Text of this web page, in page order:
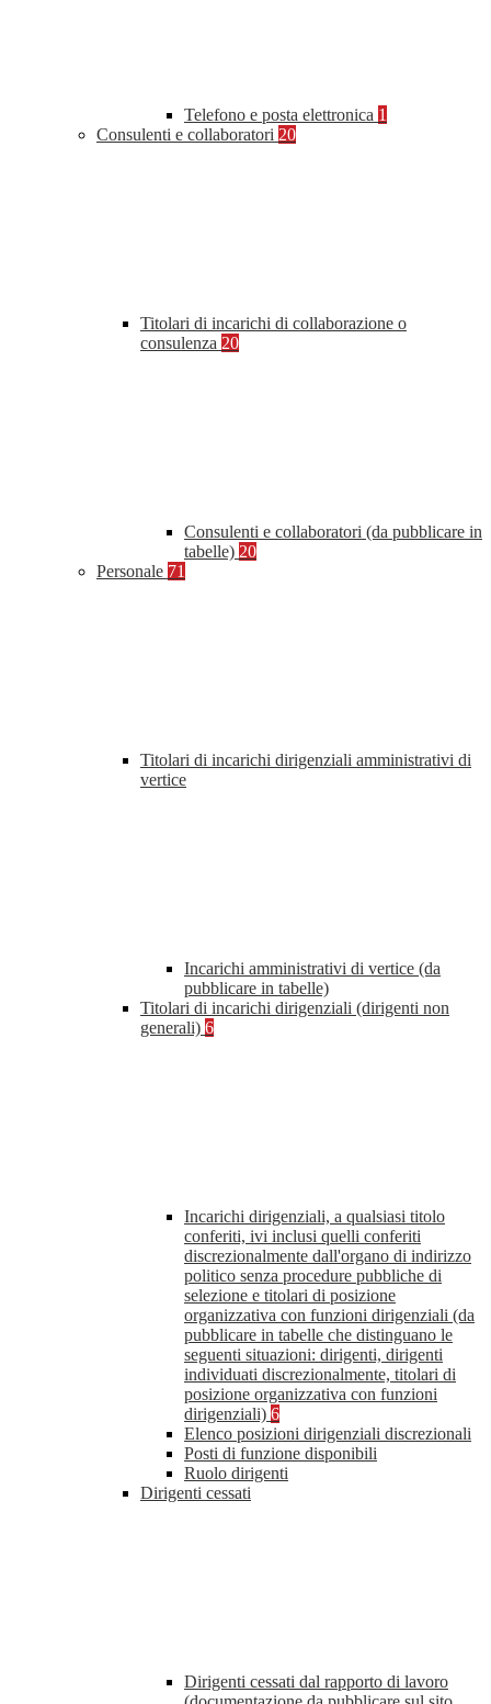
Telefono e posta elettronica 1
Consulenti e collaboratori 20
Titolari di incarichi di collaborazione o
consulenza 20
Consulenti e collaboratori (da pubblicare in
tabelle) 20
Personale 71
Titolari di incarichi dirigenziali amministrativi di
vertice
Incarichi amministrativi di vertice (da
pubblicare in tabelle)
Titolari di incarichi dirigenziali (dirigenti non
generali) 6
Incarichi dirigenziali, a qualsiasi titolo
conferiti, ivi inclusi quelli conferiti
discrezionalmente dall'organo di indirizzo
politico senza procedure pubbliche di
selezione e titolari di posizione
organizzativa con funzioni dirigenziali (da
pubblicare in tabelle che distinguano le
seguenti situazioni: dirigenti, dirigenti
individuati discrezionalmente, titolari di
posizione organizzativa con funzioni
dirigenziali) 6
Elenco posizioni dirigenziali discrezionali
Posti di funzione disponibili
Ruolo dirigenti
Dirigenti cessati
Dirigenti cessati dal rapporto di lavoro